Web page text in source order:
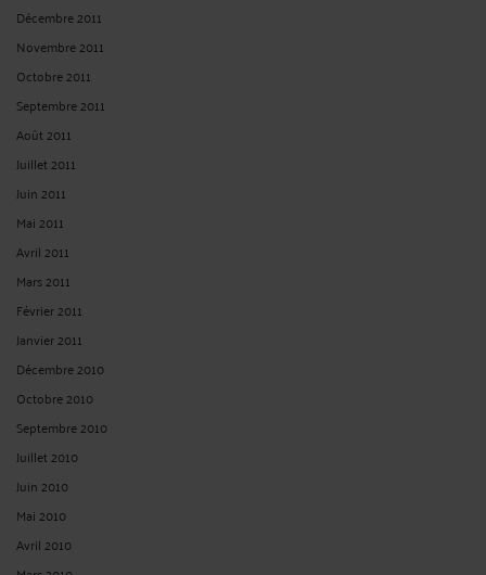
Décembre 2011
Novembre 2011
Octobre 2011
Septembre 2011
Août 2011
Juillet 2011
Juin 2011
Mai 2011
Avril 2011
Mars 2011
Février 2011
Janvier 2011
Décembre 2010
Octobre 2010
Septembre 2010
Juillet 2010
Juin 2010
Mai 2010
Avril 2010